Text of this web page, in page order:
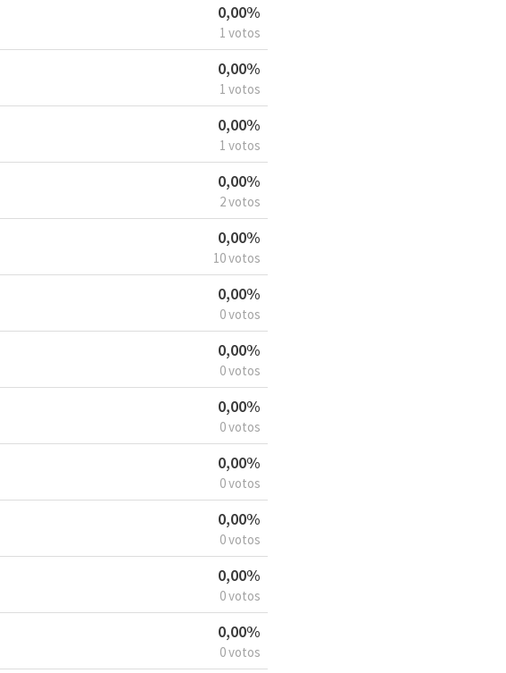
0,00%
1 votos
0,00%
1 votos
0,00%
1 votos
0,00%
2 votos
0,00%
10 votos
0,00%
0 votos
0,00%
0 votos
0,00%
0 votos
0,00%
0 votos
0,00%
0 votos
0,00%
0 votos
0,00%
0 votos